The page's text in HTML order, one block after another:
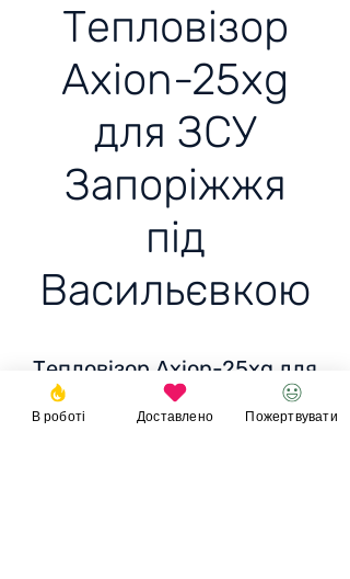
Тепловізор
Axion-25xg
для ЗСУ
Запоріжжя
під
Васильєвкою
Тепловізор Axion-25xg для
ЗСУ Запоріжжя під
В роботі Доставлено Пожертвувати